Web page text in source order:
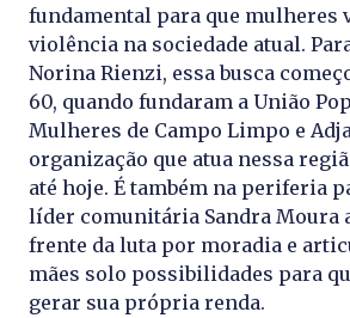
fundamental para que mulheres
violência na sociedade atual.
Norina Rienzi, essa busca
60, quando fundaram a União
Mulheres de Campo Limpo e
organização que atua nessa
até hoje. É também na periferia
líder comunitária Sandra Moura
frente da luta por moradia e
mães solo possibilidades para
gerar sua própria renda.